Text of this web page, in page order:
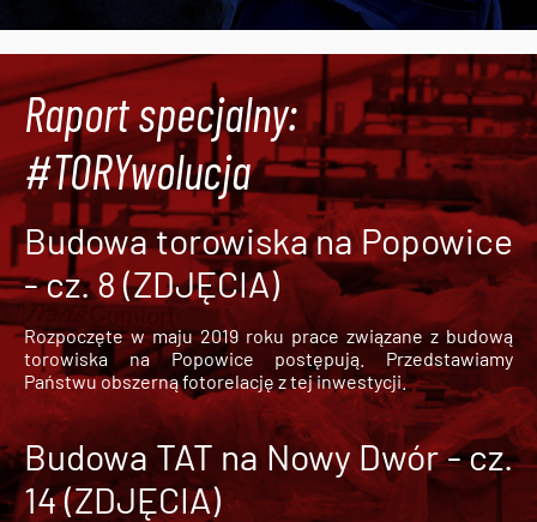
Raport specjalny:
#TORYwolucja
Budowa torowiska na Popowice
- cz. 8 (ZDJĘCIA)
Rozpoczęte w maju 2019 roku prace związane z budową
torowiska na Popowice
postępują. Przedstawiamy
Państwu obszerną fotorelację z tej inwestycji.
Budowa TAT na Nowy Dwór - cz.
14 (ZDJĘCIA)